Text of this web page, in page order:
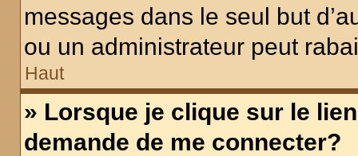
messages dans le seul but
ou un administrateur peut
Haut
» Lorsque je clique sur le
demande de me connecter?